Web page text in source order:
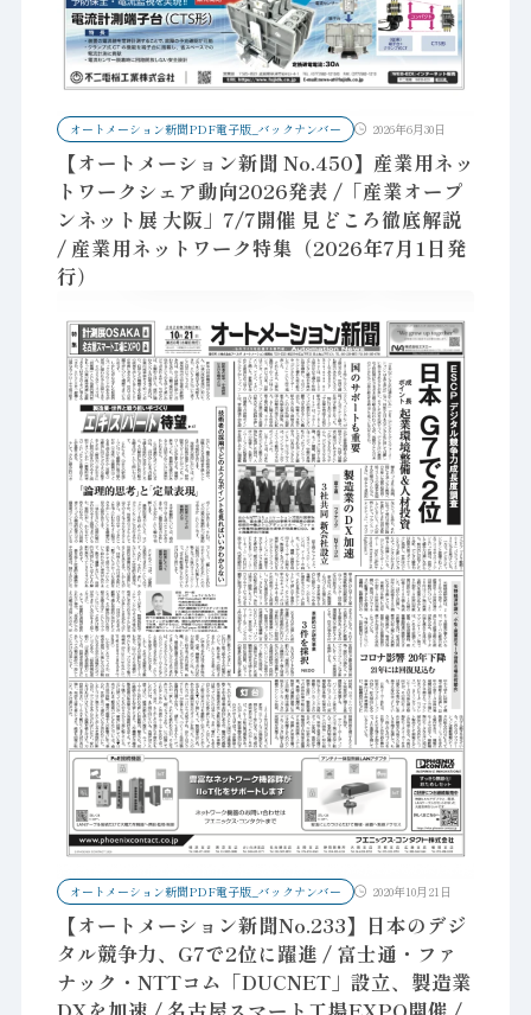
オートメーション新聞PDF電子版_バックナンバー 2026年6月30日
【オートメーション新聞 No.450】産業用ネッ
トワークシェア動向2026発表 /「産業オープ
ンネット展 大阪」7/7開催 見どころ徹底解説
/ 産業用ネットワーク特集（2026年7月1日発
行）
オートメーション新聞PDF電子版_バックナンバー 2020年10月21日
【オートメーション新聞No.233】日本のデジ
タル競争力、G7で2位に躍進 / 富士通・ファ
ナック・NTTコム「DUCNET」設立、製造業